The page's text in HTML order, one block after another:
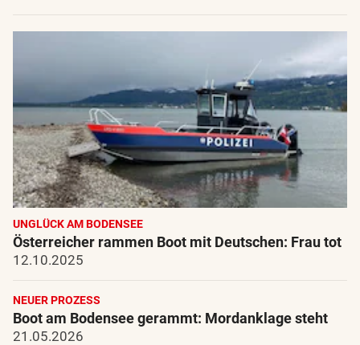
UNGLÜCK AM BODENSEE
Österreicher rammen Boot mit Deutschen: Frau tot
12.10.2025
NEUER PROZESS
Boot am Bodensee gerammt: Mordanklage steht
21.05.2026